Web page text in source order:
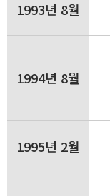
1993년 8월
1994년 8월
1995년 2월